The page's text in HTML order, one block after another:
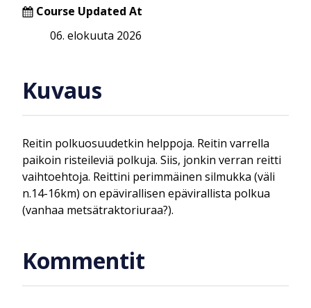
Course Updated At
06. elokuuta 2026
Kuvaus
Reitin polkuosuudetkin helppoja. Reitin varrella
paikoin risteileviä polkuja. Siis, jonkin verran reitti
vaihtoehtoja. Reittini perimmäinen silmukka (väli
n.14-16km) on epävirallisen epävirallista polkua
(vanhaa metsätraktoriuraa?).
Kommentit